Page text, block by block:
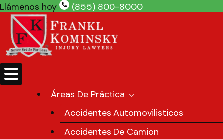
Skip
to
content
Llámenos hoy (855) 800-8000
Áreas De Práctica
Accidentes Automovilisticos
Accidentes De Camion